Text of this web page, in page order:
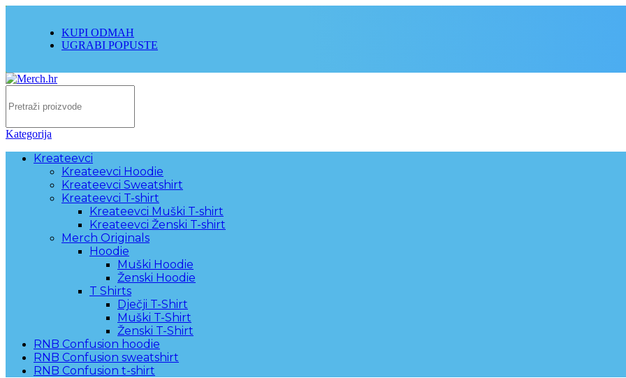
KUPI ODMAH
UGRABI POPUSTE
Kategorija
Kreateevci
Kreateevci Hoodie
Kreateevci Sweatshirt
Kreateevci T-shirt
Kreateevci Muški T-shirt
Kreateevci Ženski T-shirt
Merch Originals
Hoodie
Muški Hoodie
Ženski Hoodie
T Shirts
Dječji T-Shirt
Muški T-Shirt
Ženski T-Shirt
RNB Confusion hoodie
RNB Confusion sweatshirt
RNB Confusion t-shirt